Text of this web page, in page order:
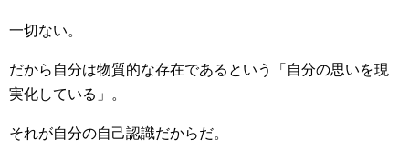
一切ない。
だから自分は物質的な存在であるという「自分の思いを現
実化している」。
それが自分の自己認識だからだ。